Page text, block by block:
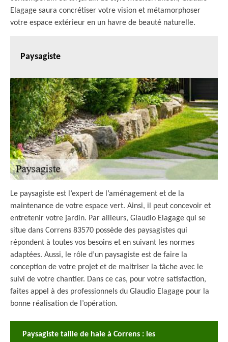
Elagage saura concrétiser votre vision et métamorphoser
votre espace extérieur en un havre de beauté naturelle.
Paysagiste
Le paysagiste est l’expert de l’aménagement et de la
maintenance de votre espace vert. Ainsi, il peut concevoir et
entretenir votre jardin. Par ailleurs, Glaudio Elagage qui se
situe dans Correns 83570 possède des paysagistes qui
répondent à toutes vos besoins et en suivant les normes
adaptées. Aussi, le rôle d’un paysagiste est de faire la
conception de votre projet et de maitriser la tâche avec le
suivi de votre chantier. Dans ce cas, pour votre satisfaction,
faites appel à des professionnels du Glaudio Elagage pour la
bonne réalisation de l’opération.
Paysagiste taille de haie à Correns : les